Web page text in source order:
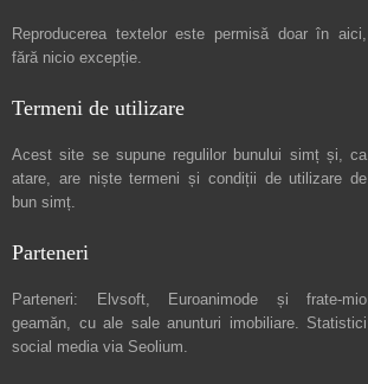
Reproducerea textelor este permisă doar în aici,
fără nicio excepție.
Termeni de utilizare
Acest site se supune regulilor bunului simț și, ca
atare, are niștetermeni și condiții de utilizare de
bun simț.
Parteneri
Parteneri: Elvsoft, Euroanimode și frate-mio
geamăn, cu ale sale anunturi imobiliare. Statistici
social media via Seolium.